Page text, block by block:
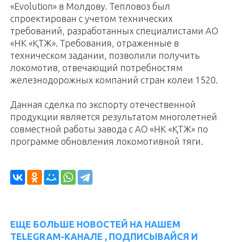
«Evolution» в Молдову. Тепловоз был
спроектирован с учетом технических
требований, разработанных специалистами АО
«НК «ҚТЖ». Требования, отраженные в
техническом задании, позволили получить
локомотив, отвечающий потребностям
железнодорожных компаний стран колеи 1520.
Данная сделка по экспорту отечественной
продукции является результатом многолетней
совместной работы завода с АО «НК «ҚТЖ» по
программе обновления локомотивной тяги.
ЕЩЕ БОЛЬШЕ НОВОСТЕЙ НА НАШЕМ
TELEGRAM-КАНАЛЕ , ПОДПИСЫВАЙСЯ И